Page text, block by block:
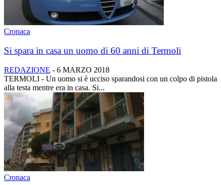
Cronaca
Si spara in casa un uomo di 60 anni di Termoli
REDAZIONE - 6 MARZO 2018
TERMOLI - Un uomo si è ucciso sparandosi con un colpo di pistola
alla testa mentre era in casa. Si...
Cronaca